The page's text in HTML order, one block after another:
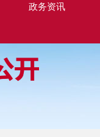
政务资讯